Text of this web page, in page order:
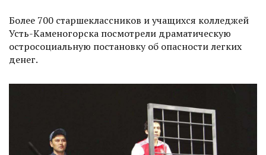
Более 700 старшеклассников и учащихся колледжей
Усть-Каменогорска посмотрели драматическую
остросоциальную постановку об опасности легких
денег.